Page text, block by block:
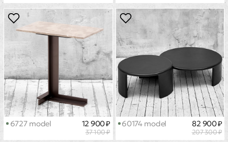
6727 model
37 100 ₽
12 900 ₽ 60174 model
207 300 ₽
82 900 ₽